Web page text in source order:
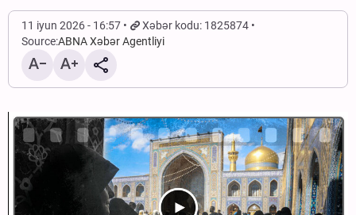
11 iyun 2026 - 16:57
Xəbər kodu: 1825874
Source:ABNA Xəbər Agentliyi